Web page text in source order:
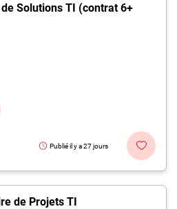
Solutions TI (contrat 6+
Publié il y a 27 jours
de Projets TI